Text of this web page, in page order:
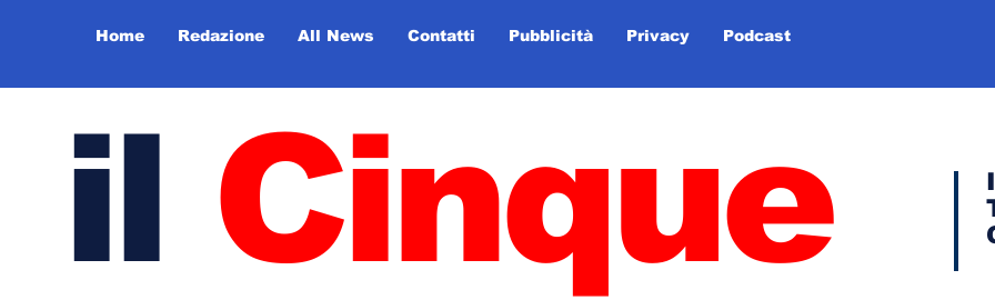
Home Redazione All News Contatti Pubblicità Privacy Podcast
il Cinque